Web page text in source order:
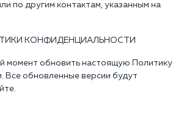
по другим контактам, указанным на
КОНФИДЕНЦИАЛЬНОСТИ
момент обновить настоящую Политику
Все обновленные версии будут